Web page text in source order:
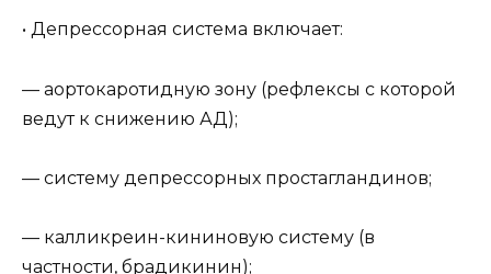
• Депрессорная система включает:
— аортокаротидную зону (рефлексы с которой
ведут к снижению АД);
— систему депрессорных простагландинов;
— калликреин-кининовую систему (в
частности, брадикинин);